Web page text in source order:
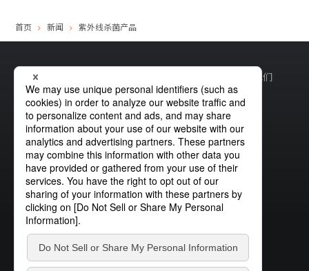
联系我们
产品搜索
例：VFHY1104P、LLF0111A、ULR4B、SL035
首页 新闻 紫外线杀菌产品
网站地图 联系我们
沪ICP备19033726号-2
沪公网安备31010402335180号
微信公众号